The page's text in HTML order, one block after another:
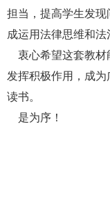
担当，提高学生发
成运用法律思维和法
衷心希望这套教材
发挥积极作用，成
读书。
是为序！